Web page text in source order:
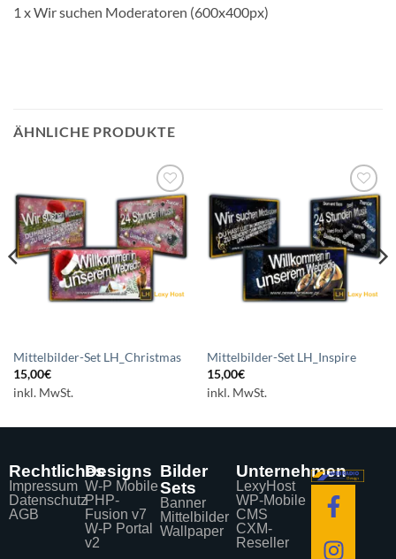
1 x Wir suchen Moderatoren (600x400px)
ÄHNLICHE PRODUKTE
Auf die
Wunschliste
setzen
Mittelbilder-Set LH_Christmas
15,00€
inkl. MwSt.
Auf die
Wunschliste
setzen
Mittelbilder-Set LH_Inspire
15,00€
inkl. MwSt.
Rechtliches
Impressum
Datenschutz
AGB
Designs
W-P Mobile
PHP-
Fusion v7
W-P Portal
v2
Bilder
Sets
Banner
Mittelbilder
Wallpaper
Unternehmen
LexyHost
WP-Mobile
CMS
CXM-
Reseller